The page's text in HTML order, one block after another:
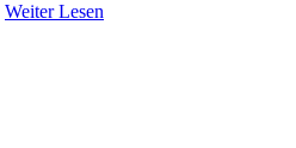
Weiter Lesen